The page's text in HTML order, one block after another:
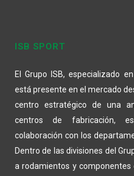
ISB SPORT
El Grupo ISB, especializado
está presente en el mercado
centro estratégico de una
centros de fabricación,
colaboración con los
Dentro de las divisiones del
a rodamientos y